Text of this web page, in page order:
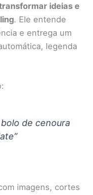
ideias e
. Ele entende
e entrega um
legenda
de cenoura
imagens, cortes